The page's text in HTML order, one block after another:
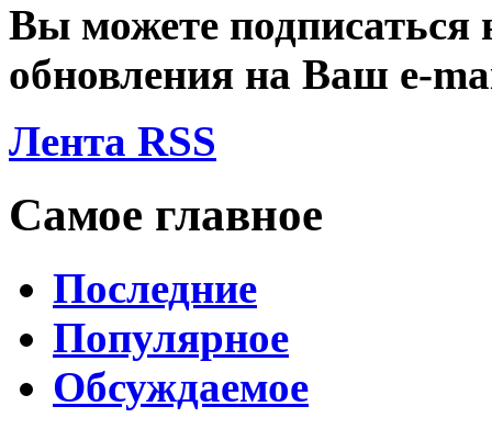
Вы можете подписаться
обновления на Ваш e-
Лента RSS
Самое главное
Последние
Популярное
Обсуждаемое